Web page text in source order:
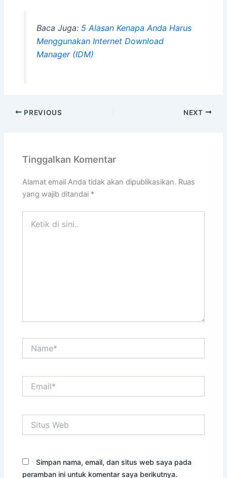
Baca Juga: 5 Alasan Kenapa Anda Harus
Menggunakan Internet Download
Manager (IDM)
PREVIOUS NEXT
Tinggalkan Komentar
Alamat email Anda tidak akan dipublikasikan. Ruas
yang wajib ditandai *
Web
Simpan nama, email, dan situs web saya pada
peramban ini untuk komentar saya berikutnya.